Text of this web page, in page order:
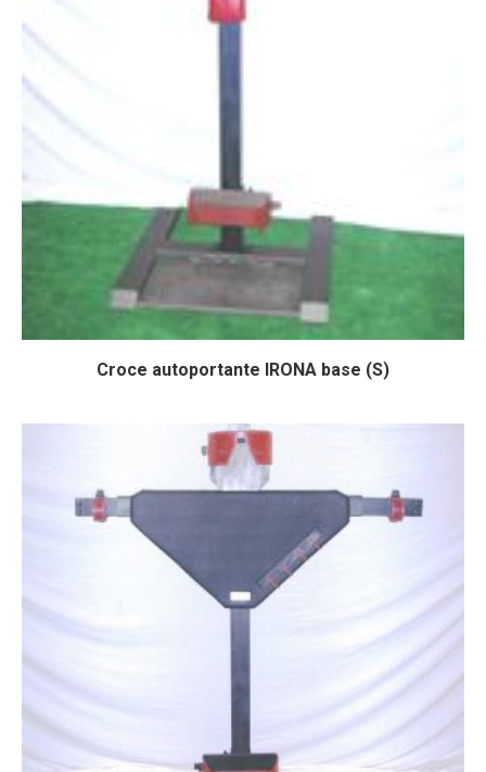
Croce autoportante IRONA base (S)